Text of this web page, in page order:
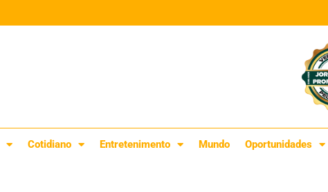
Cotidiano Entretenimento Mundo Oportunidades